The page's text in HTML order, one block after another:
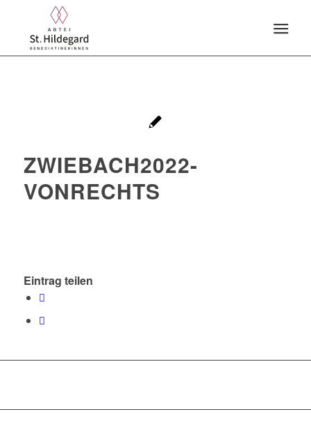
ZWIEBACH2022-
VONRECHTS
Eintrag teilen